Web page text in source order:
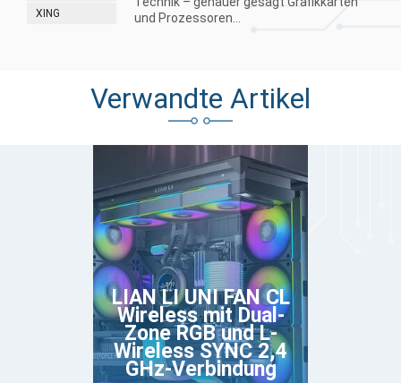
XING
und Prozessoren...
Verwandte Artikel
LIAN LI UNI FAN CL
Wireless mit Dual-
Zone RGB und L-
Wireless SYNC 2,4
GHz-Verbindung